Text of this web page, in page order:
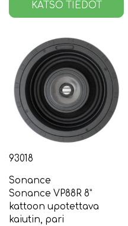
KATSO TIEDOT
93018
Sonance
Sonance VP88R 8”
kattoon upotettava
kaiutin, pari